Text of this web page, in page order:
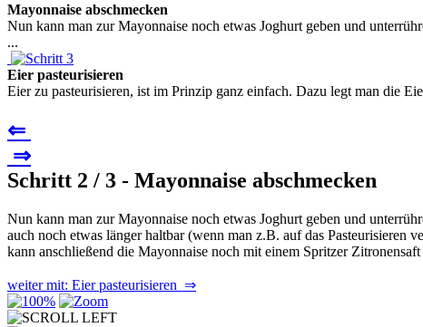
Mayonnaise abschmecken
Nun kann man zur Mayonnaise noch etwas Joghurt geben und
...
Eier pasteurisieren
Eier zu pasteurisieren, ist im Prinzip ganz einfach. Dazu legt man die
⇐
⇒
Schritt 2 / 3 - Mayonnaise abschmecken
Nun kann man zur Mayonnaise noch etwas Joghurt geben und
auch noch etwas länger haltbar (wenn man z.B. auf das
kann anschließend die Mayonnaise noch mit einem Spritzer
weiter mit: Eier pasteurisieren ⇒